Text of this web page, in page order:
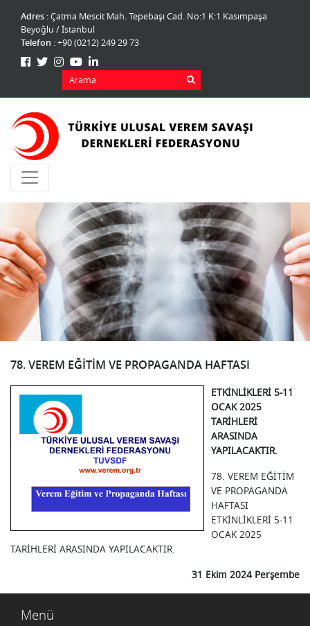
Adres :Çatma Mescit Mah. Tepebaşı Cad. No:1 K:1 Kasımpaşa
Beyoğlu / İstanbul
Telefon :+90 (0212) 249 29 73
78. VEREM EĞİTİM VE PROPAGANDA HAFTASI
ETKİNLİKLERİ 5-11
OCAK 2025
TARİHLERİ
ARASINDA
YAPILACAKTIR.
78. VEREM EĞİTİM
VE PROPAGANDA
HAFTASI
ETKİNLİKLERİ 5-11
OCAK 2025
TARİHLERİ ARASINDA YAPILACAKTIR.
31 Ekim 2024 Perşembe
Menü